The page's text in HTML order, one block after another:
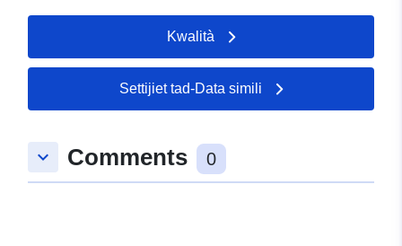
Reġistru tal-
Miżjud ma’ data.europa.eu:
21 February 2026
Aġġornat fuq data.europa.eu:
25 July 2026
48.6643397 ], [ 9.0849931,
48.6643397 ], [ 9.0849931,
Kwalità
Settijiet tad-Data simili
keyboard_arrow_down Comments 0